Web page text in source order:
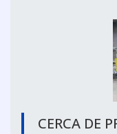
CERCA DE